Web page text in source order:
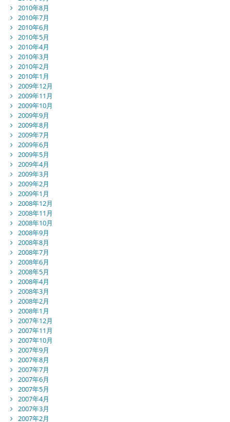
2010年8月
2010年7月
2010年6月
2010年5月
2010年4月
2010年3月
2010年2月
2010年1月
2009年12月
2009年11月
2009年10月
2009年9月
2009年8月
2009年7月
2009年6月
2009年5月
2009年4月
2009年3月
2009年2月
2009年1月
2008年12月
2008年11月
2008年10月
2008年9月
2008年8月
2008年7月
2008年6月
2008年5月
2008年4月
2008年3月
2008年2月
2008年1月
2007年12月
2007年11月
2007年10月
2007年9月
2007年8月
2007年7月
2007年6月
2007年5月
2007年4月
2007年3月
2007年2月